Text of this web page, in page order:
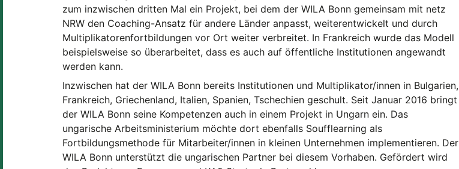
zum inzwischen dritten Mal ein Projekt, bei dem der WILA Bonn gemeinsam mit netz
NRW den Coaching-Ansatz für andere Länder anpasst, weiterentwickelt und durch
Multiplikatorenfortbildungen vor Ort weiter verbreitet. In Frankreich wurde das Modell
beispielsweise so überarbeitet, dass es auch auf öffentliche Institutionen angewandt
werden kann.
Inzwischen hat der WILA Bonn bereits Institutionen und Multiplikator/innen in Bulgarien,
Frankreich, Griechenland, Italien, Spanien, Tschechien geschult. Seit Januar 2016 bringt
der WILA Bonn seine Kompetenzen auch in einem Projekt in Ungarn ein. Das
ungarische Arbeitsministerium möchte dort ebenfalls Soufflearning als
Fortbildungsmethode für Mitarbeiter/innen in kleinen Unternehmen implementieren. Der
WILA Bonn unterstützt die ungarischen Partner bei diesem Vorhaben. Gefördert wird